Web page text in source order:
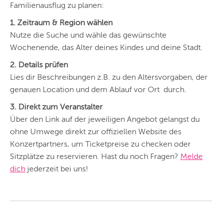
Familienausflug zu planen:
1. Zeitraum & Region wählen
Nutze die Suche und wähle das gewünschte
Wochenende, das Alter deines Kindes und deine Stadt.
2. Details prüfen
Lies dir Beschreibungen z.B. zu den Altersvorgaben, der
genauen Location und dem Ablauf vor Ort durch.
3. Direkt zum Veranstalter
Über den Link auf der jeweiligen Angebot gelangst du
ohne Umwege direkt zur offiziellen Website des
Konzertpartners, um Ticketpreise zu checken oder
Sitzplätze zu reservieren. Hast du noch Fragen? Melde
dich jederzeit bei uns!